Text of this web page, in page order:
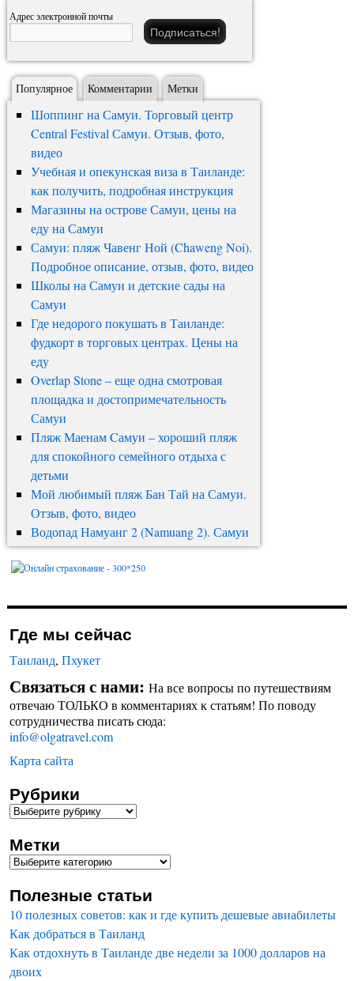
Адрес электронной почты
Популярное Комментарии Метки
Шоппинг на Самуи. Торговый центр
Central Festival Самуи. Отзыв, фото,
видео
Учебная и опекунская виза в Таиланде:
как получить, подробная инструкция
Магазины на острове Самуи, цены на
еду на Самуи
Самуи: пляж Чавенг Ной (Chaweng Noi).
Подробное описание, отзыв, фото, видео
Школы на Самуи и детские сады на
Самуи
Где недорого покушать в Таиланде:
фудкорт в торговых центрах. Цены на
еду
Overlap Stone – еще одна смотровая
площадка и достопримечательность
Самуи
Пляж Маенам Cамуи – хороший пляж
для спокойного семейного отдыха с
детьми
Мой любимый пляж Бан Тай на Самуи.
Отзыв, фото, видео
Водопад Намуанг 2 (Namuang 2). Самуи
Где мы сейчас
Таиланд, Пхукет
Связаться с нами: На все вопросы по путешествиям
отвечаю ТОЛЬКО в комментариях к статьям! По поводу
сотрудничества писать сюда:
info@olgatravel.com
Карта сайта
Рубрики
Метки
Полезные статьи
10 полезных советов: как и где купить дешевые авиабилеты
Как добраться в Таиланд
Как отдохнуть в Таиланде две недели за 1000 долларов на
двоих